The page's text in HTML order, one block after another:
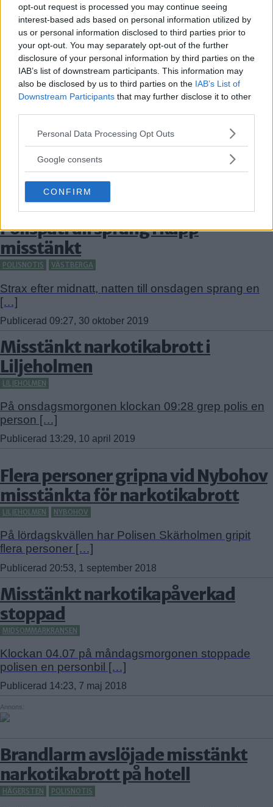
opt-out request is processed you may continue seeing
interest-based ads based on personal information utilized by
us or personal information disclosed to third parties prior to
your opt-out. You may separately opt-out of the further
disclosure of your personal information by third parties on the
IAB’s list of downstream participants. This information may
also be disclosed by us to third parties on the IAB’s List of
Downstream Participants that may further disclose it to other
Please note that this website/app uses one or more Google
not limited to your visit or usage behaviour. You may click to
use your data for below specified purposes in below Google
consent section.
Personal Data Processing Opt Outs
Google consents
CONFIRM
Tidigt på lördagsmorgonen, vid 2-tiden, stoppade en
polispatrull […]
Publicerad 14:47, 11 april 2020
Polis tog minderårig – misstanke
om narkotikabrott
På fredagskvällen klockan 17.48 träffade polis på
Publicerad 18:45, 27 december 2019
Polispatrull sprang i kapp
misstänkt
POLISNOTIS VÄSTBERGA
Strax efter midnatt, natten till onsdagen sprang en
[…]
Publicerad 09:27, 30 oktober 2019
Misstänkt narkotikabrott i
Liljeholmen
LILJEHOLMEN
På onsdagsmorgonen klockan 09:28 grep polis en
person […]
Publicerad 13:29, 10 april 2019
Flera personer gripna vid Nybohov
misstänkta för narkotikabrott
LILJEHOLMEN NYBOHOV
På lördagskvällen har Polisen Skärholmen gripit
flera personer […]
Publicerad 20:53, 1 september 2018
Misstänkt narkotikapåverkad
stoppad
MIDSOMMARKRANSEN
Klockan 04.07 på måndagsmorgonen stoppade
polisen en personbil […]
Publicerad 14:23, 7 maj 2018
Annons:
Brandlarm avslöjade misstänkt
narkotikabrott på hotell
HÄGERSTEN POLISNOTIS